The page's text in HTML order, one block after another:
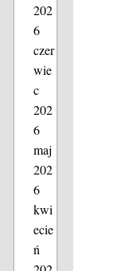
202
6
czer
wie
c
202
6
maj
202
6
kwi
ecie
ń